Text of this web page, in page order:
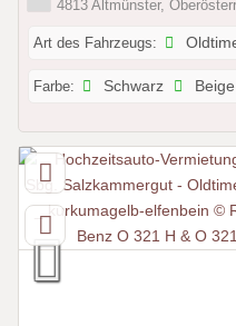
4813 Altmünster,
Art des Fahrzeugs:
Farbe: Schwarz Beige